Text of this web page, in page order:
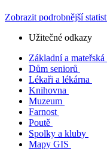
Zobrazit podrobnější
Užitečné odkazy
Základní a mateřská
Dům seniorů
Lékaři a lékárna
Knihovna
Muzeum
Farnost
Poutě
Spolky a kluby
Mapy GIS